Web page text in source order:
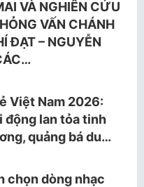
VÀ NGHIÊN CỨU
VẤN CHÁNH
ĐẠT – NGUYỄN
Việt Nam 2026:
động lan tỏa tinh
quảng bá du…
chọn dòng nhạc